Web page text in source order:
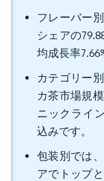
フレーバー
シェアの
均成長率
カテゴリー
カ茶市場規
ニックライ
込みです。
包装別では
アでトップ